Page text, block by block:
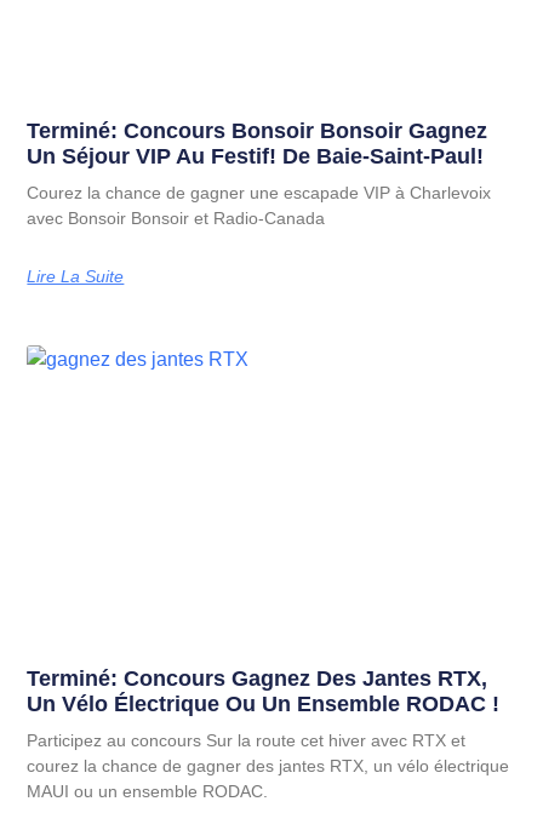
Terminé: Concours Bonsoir Bonsoir Gagnez
Un Séjour VIP Au Festif! De Baie-Saint-Paul!
Courez la chance de gagner une escapade VIP à Charlevoix
avec Bonsoir Bonsoir et Radio-Canada
Lire La Suite
Terminé: Concours Gagnez Des Jantes RTX,
Un Vélo Électrique Ou Un Ensemble RODAC !
Participez au concours Sur la route cet hiver avec RTX et
courez la chance de gagner des jantes RTX, un vélo électrique
MAUI ou un ensemble RODAC.